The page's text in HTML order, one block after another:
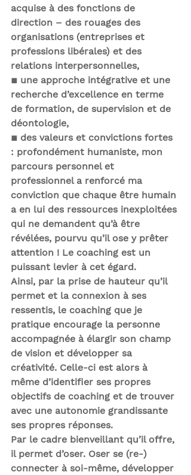
acquise à des fonctions de
direction – des rouages des
organisations (entreprises et
professions libérales) et des
relations interpersonnelles,
▪ une approche intégrative et une
recherche d’excellence en terme
de formation, de supervision et de
déontologie,
▪ des valeurs et convictions fortes
: profondément humaniste, mon
parcours personnel et
professionnel a renforcé ma
conviction que chaque être humain
a en lui des ressources inexploitées
qui ne demandent qu’à être
révélées, pourvu qu’il ose y prêter
attention ! Le coaching est un
puissant levier à cet égard.
Ainsi, par la prise de hauteur qu’il
permet et la connexion à ses
ressentis, le coaching que je
pratique encourage la personne
accompagnée à élargir son champ
de vision et développer sa
créativité. Celle-ci est alors à
même d’identifier ses propres
objectifs de coaching et de trouver
avec une autonomie grandissante
ses propres réponses.
Par le cadre bienveillant qu’il offre,
il permet d’oser. Oser se (re-)
connecter à soi-même, développer